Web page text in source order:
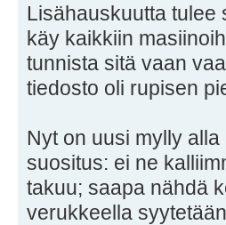
Lisähauskuutta
käy kaikkiin
tunnista sitä vaan
tiedosto oli rupisen
Nyt on uusi mylly
suositus: ei ne
takuu; saapa nähdä
verukkeella